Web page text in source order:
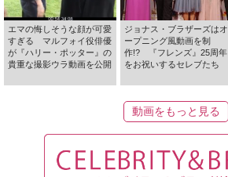
エマの悔しそうな顔が可愛
すぎる マルフォイ役俳優
が『ハリー・ポッター』の
貴重な撮影ウラ動画を公開
ジョナス・ブラザーズはオ
ープニング風動画を制
作!? 『フレンズ』25周年
をお祝いするセレブたち
動画をもっと見る